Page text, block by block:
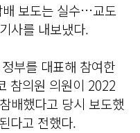
배 보도는 실수…교도
사를 내보냈다.
부를 대표해 참여한
참의원 의원이 2022
배했다고 당시 보도했
다고 전했다.